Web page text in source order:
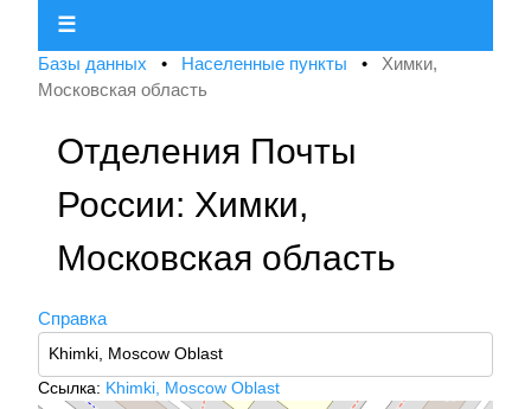
☰
Базы данных • Населенные пункты • Химки,
Московская область
Отделения Почты
России: Химки,
Московская область
Справка
Ссылка: Khimki, Moscow Oblast